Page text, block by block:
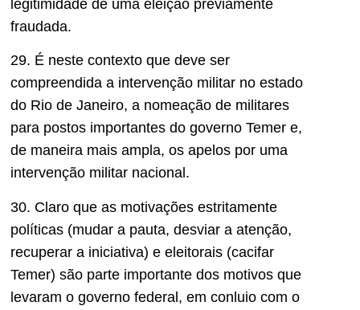
legitimidade de uma eleição previamente
fraudada.
29. É neste contexto que deve ser
compreendida a intervenção militar no estado
do Rio de Janeiro, a nomeação de militares
para postos importantes do governo Temer e,
de maneira mais ampla, os apelos por uma
intervenção militar nacional.
30. Claro que as motivações estritamente
políticas (mudar a pauta, desviar a atenção,
recuperar a iniciativa) e eleitorais (cacifar
Temer) são parte importante dos motivos que
levaram o governo federal, em conluio com o